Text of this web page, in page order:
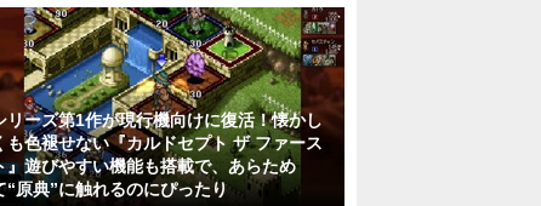
リーズ第1作が現行機向けに復活！懐かし
も色褪せない『カルドセプト ザ ファース
』遊びやすい機能も搭載で、あらため
“原典”に触れるのにぴったり